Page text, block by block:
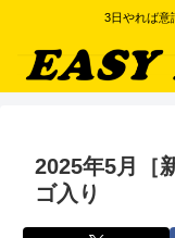
3日やれば意
2025年5月［
ゴ入り